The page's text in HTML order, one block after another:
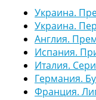
Украина.
Украина.
Англия.
Испания.
Италия.
Германия.
Франция.